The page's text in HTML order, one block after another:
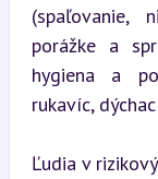
(spaľovanie,
porážke a
hygiena a
rukavíc,
Ľudia v